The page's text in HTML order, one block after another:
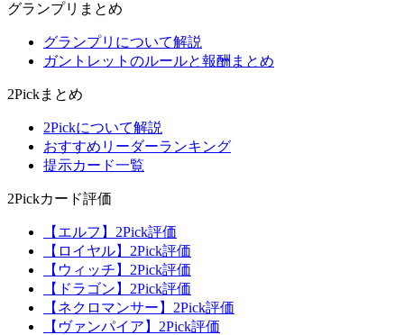
グランプリまとめ
グランプリについて解説
ガントレットのルールと報酬まとめ
2Pickまとめ
2Pickについて解説
おすすめリーダーランキング
提示カード一覧
2Pickカード評価
【エルフ】2Pick評価
【ロイヤル】2Pick評価
【ウィッチ】2Pick評価
【ドラゴン】2Pick評価
【ネクロマンサー】2Pick評価
【ヴァンパイア】2Pick評価